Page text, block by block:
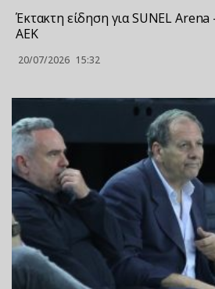
Έκτακτη είδηση για SUNEL Arena
ΑΕΚ
20/07/2026 15:32